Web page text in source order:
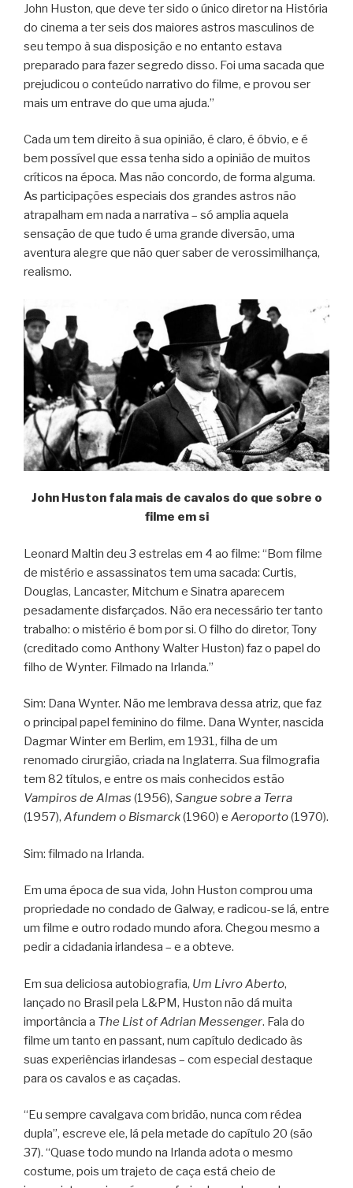
John Huston, que deve ter sido o único diretor na História
do cinema a ter seis dos maiores astros masculinos de
seu tempo à sua disposição e no entanto estava
preparado para fazer segredo disso. Foi uma sacada que
prejudicou o conteúdo narrativo do filme, e provou ser
mais um entrave do que uma ajuda.”
Cada um tem direito à sua opinião, é claro, é óbvio, e é
bem possível que essa tenha sido a opinião de muitos
críticos na época. Mas não concordo, de forma alguma.
As participações especiais dos grandes astros não
atrapalham em nada a narrativa – só amplia aquela
sensação de que tudo é uma grande diversão, uma
aventura alegre que não quer saber de verossimilhança,
realismo.
John Huston fala mais de cavalos do que sobre o
filme em si
Leonard Maltin deu 3 estrelas em 4 ao filme: “Bom filme
de mistério e assassinatos tem uma sacada: Curtis,
Douglas, Lancaster, Mitchum e Sinatra aparecem
pesadamente disfarçados. Não era necessário ter tanto
trabalho: o mistério é bom por si. O filho do diretor, Tony
(creditado como Anthony Walter Huston) faz o papel do
filho de Wynter. Filmado na Irlanda.”
Sim: Dana Wynter. Não me lembrava dessa atriz, que faz
o principal papel feminino do filme. Dana Wynter, nascida
Dagmar Winter em Berlim, em 1931, filha de um
renomado cirurgião, criada na Inglaterra. Sua filmografia
tem 82 títulos, e entre os mais conhecidos estão
Vampiros de Almas (1956), Sangue sobre a Terra
(1957), Afundem o Bismarck(1960) e Aeroporto(1970).
Sim: filmado na Irlanda.
Em uma época de sua vida, John Huston comprou uma
propriedade no condado de Galway, e radicou-se lá, entre
um filme e outro rodado mundo afora. Chegou mesmo a
pedir a cidadania irlandesa – e a obteve.
Em sua deliciosa autobiografia, Um Livro Aberto,
lançado no Brasil pela L&PM, Huston não dá muita
importância a The List of Adrian Messenger. Fala do
filme um tanto en passant, num capítulo dedicado às
suas experiências irlandesas – com especial destaque
para os cavalos e as caçadas.
“Eu sempre cavalgava com bridão, nunca com rédea
dupla”, escreve ele, lá pela metade do capítulo 20 (são
37). “Quase todo mundo na Irlanda adota o mesmo
costume, pois um trajeto de caça está cheio de